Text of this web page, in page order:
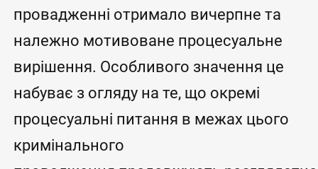
провадженні отримало вичерпне та
належно мотивоване процесуальне
вирішення. Особливого значення це
набуває з огляду на те, що окремі
процесуальні питання в межах цього
кримінального